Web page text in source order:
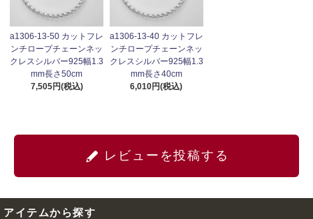
a1306-13-50 カットフレ
ンチロープチェーンネッ
クレスシルバー925幅1.3
mm長さ50cm
7,505円(税込)
a1306-13-40 カットフレ
ンチロープチェーンネッ
クレスシルバー925幅1.3
mm長さ40cm
6,010円(税込)
レビューを投稿する
アイテムから探す